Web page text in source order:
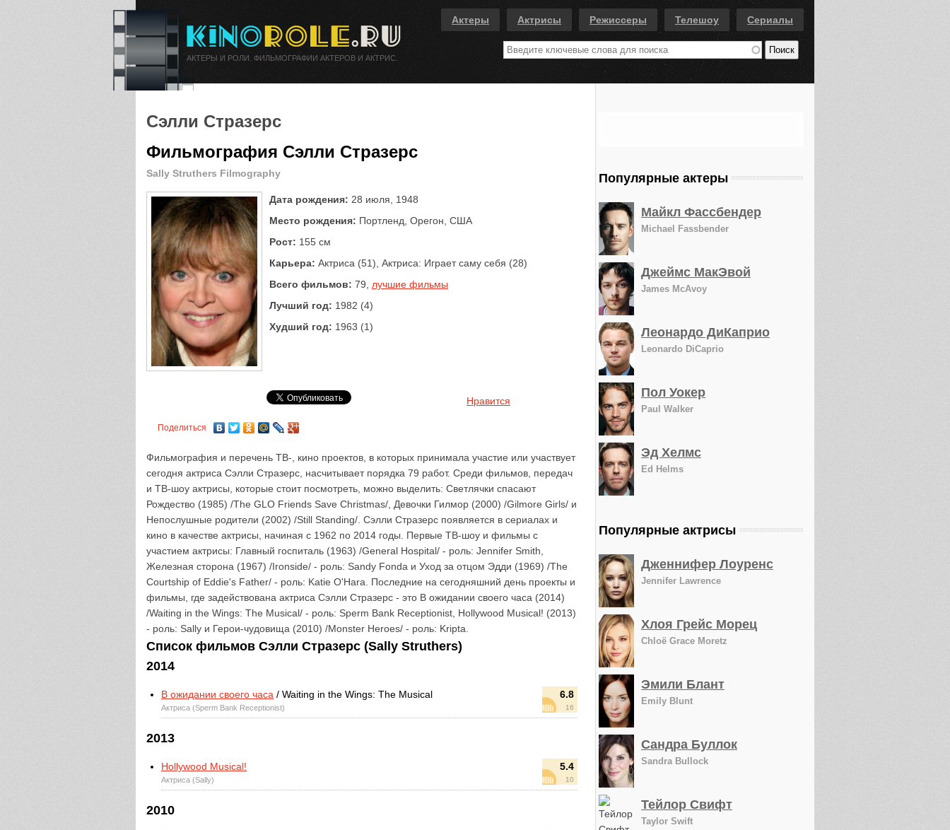
Актеры Актрисы Режиссеры Телешоу Сериалы
Сэлли Стразерс
Фильмография Сэлли Стразерс
Sally Struthers Filmography
Дата рождения: 28 июля, 1948
Место рождения: Портленд, Орегон, США
Рост: 155 см
Карьера: Актриса (51), Актриса: Играет саму себя (28)
Всего фильмов: 79, лучшие фильмы
Лучший год: 1982 (4)
Худший год: 1963 (1)
Нравится
Поделиться
Фильмография и перечень ТВ-, кино проектов, в которых принимала участие или участвует
сегодня актриса Сэлли Стразерс, насчитывает порядка 79 работ. Среди фильмов, передач
и ТВ-шоу актрисы, которые стоит посмотреть, можно выделить: Светлячки спасают
Рождество (1985) /The GLO Friends Save Christmas/, Девочки Гилмор (2000) /Gilmore Girls/ и
Непослушные родители (2002) /Still Standing/. Сэлли Стразерс появляется в сериалах и
кино в качестве актрисы, начиная с 1962 по 2014 годы. Первые ТВ-шоу и фильмы с
участием актрисы: Главный госпиталь (1963) /General Hospital/ - роль: Jennifer Smith,
Железная сторона (1967) /Ironside/ - роль: Sandy Fonda и Уход за отцом Эдди (1969) /The
Courtship of Eddie's Father/ - роль: Katie O'Hara. Последние на сегодняшний день проекты и
фильмы, где задействована актриса Сэлли Стразерс - это В ожидании своего часа (2014)
/Waiting in the Wings: The Musical/ - роль: Sperm Bank Receptionist, Hollywood Musical! (2013)
- роль: Sally и Герои-чудовища (2010) /Monster Heroes/ - роль: Kripta.
Список фильмов Сэлли Стразерс (Sally Struthers)
2014
6.8
16
В ожидании своего часа / Waiting in the Wings: The Musical
Актриса (Sperm Bank Receptionist)
2013
5.4
10
Hollywood Musical!
Актриса (Sally)
2010
Популярные актеры
Майкл Фассбендер
Michael Fassbender
Джеймс МакЭвой
James McAvoy
Леонардо ДиКаприо
Leonardo DiCaprio
Пол Уокер
Paul Walker
Эд Хелмс
Ed Helms
Популярные актрисы
Дженнифер Лоуренс
Jennifer Lawrence
Хлоя Грейс Морец
Chloë Grace Moretz
Эмили Блант
Emily Blunt
Сандра Буллок
Sandra Bullock
Тейлор Свифт
Taylor Swift
АКТЕРЫ И РОЛИ. ФИЛЬМОГРАФИИ АКТЕРОВ И АКТРИС.